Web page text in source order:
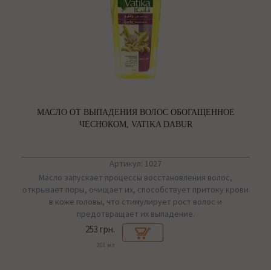
МАСЛО ОТ ВЫПАДЕНИЯ ВОЛОС ОБОГАЩЕННОЕ
ЧЕСНОКОМ, VATIKA DABUR
Артикул: 1027
Масло запускает процессы восстановления волос,
открывает поры, очищает их, способствует притоку крови
в коже головы, что стимулирует рост волос и
предотвращает их выпадение.
253 грн.
200 мл